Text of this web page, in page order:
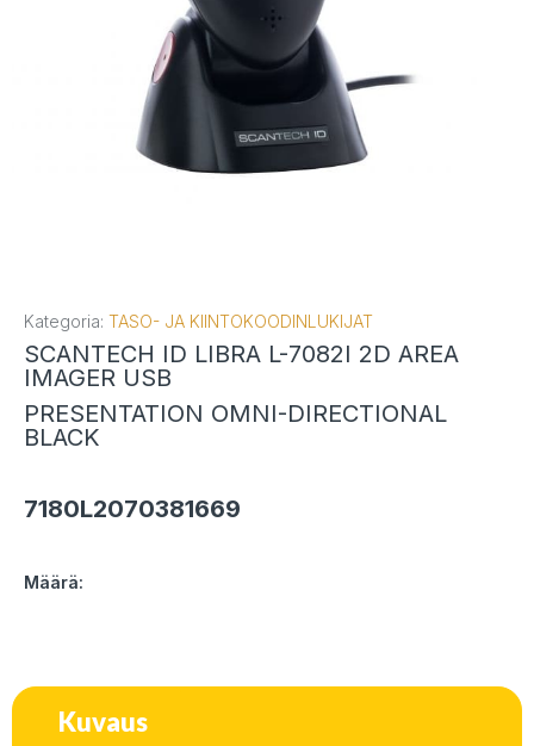
Kategoria: TASO- JA KIINTOKOODINLUKIJAT
SCANTECH ID LIBRA L-7082I 2D AREA
IMAGER USB
PRESENTATION OMNI-DIRECTIONAL
BLACK
7180L2070381669
Määrä:
Kuvaus